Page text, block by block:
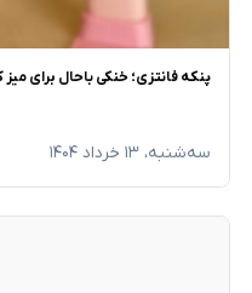
پنکه فانتزی؛ خنکی باحال برای
سه‌شنبه، ۱۳ خرداد ۱۴۰۴